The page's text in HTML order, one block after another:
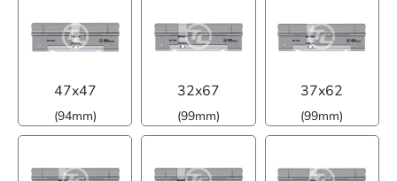
47x47
(94mm)
32x67
(99mm)
37x62
(99mm)